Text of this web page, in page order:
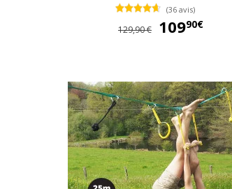
(36 avis)
129,90 € 10990€